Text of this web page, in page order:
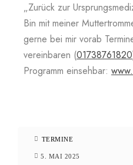
„Zurück zur
Bin mit meiner
gerne bei mir vorab
vereinbaren (01738761820
Programm einsehbar:
TERMINE
5. MAI 2025